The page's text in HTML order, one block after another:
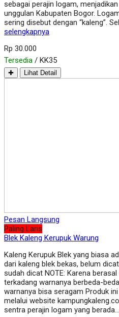
sebagai perajin logam,
unggulan Kabupaten Bogor.
sering disebut dengan “kaleng”.
selengkapnya
Rp 30.000
Tersedia / KK35
✚ Lihat Detail
Pesan Langsung
Paling Laris
Blek Kaleng Kerupuk Warung
Kaleng Kerupuk Blek yang biasa
dari kaleng blek bekas, belum
sudah dicat NOTE: Karena
terkadang warnanya berbeda-
warnanya bisa seragam Produk
melalui website
sentra perajin logam yang berada…